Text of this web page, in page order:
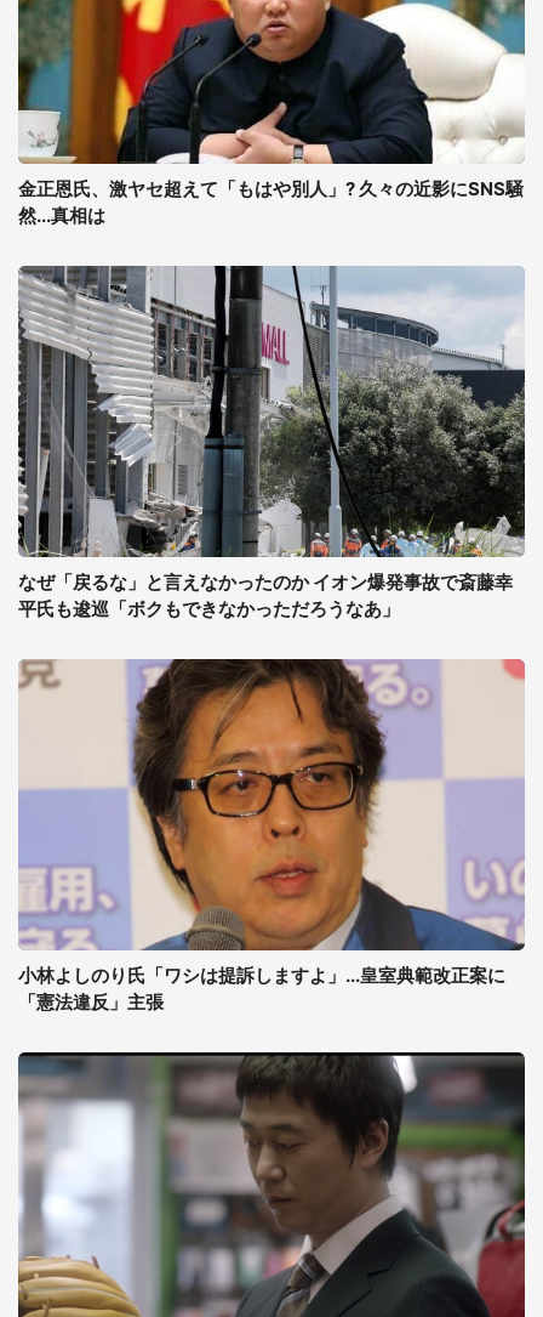
金正恩氏、激ヤセ超えて「もはや別人」? 久々の近影にSNS騒
然...真相は
なぜ「戻るな」と言えなかったのか イオン爆発事故で斎藤幸
平氏も逡巡「ボクもできなかっただろうなあ」
小林よしのり氏「ワシは提訴しますよ」...皇室典範改正案に
「憲法違反」主張